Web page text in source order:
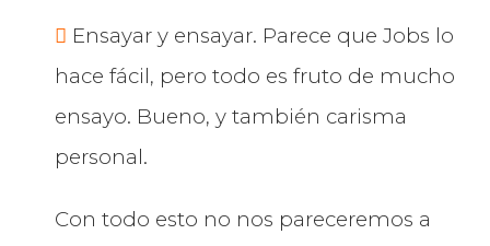
Ensayar y ensayar. Parece que Jobs lo
hace fácil, pero todo es fruto de mucho
ensayo. Bueno, y también carisma
personal.
Con todo esto no nos pareceremos a